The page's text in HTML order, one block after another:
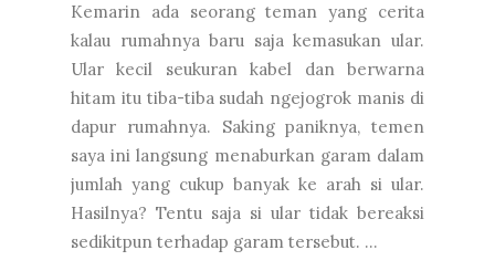
Kemarin ada seorang teman yang cerita
kalau rumahnya baru saja kemasukan ular.
Ular kecil seukuran kabel dan berwarna
hitam itu tiba-tiba sudah ngejogrok manis di
dapur rumahnya. Saking paniknya, temen
saya ini langsung menaburkan garam dalam
jumlah yang cukup banyak ke arah si ular.
Hasilnya? Tentu saja si ular tidak bereaksi
sedikitpun terhadap garam tersebut. ...